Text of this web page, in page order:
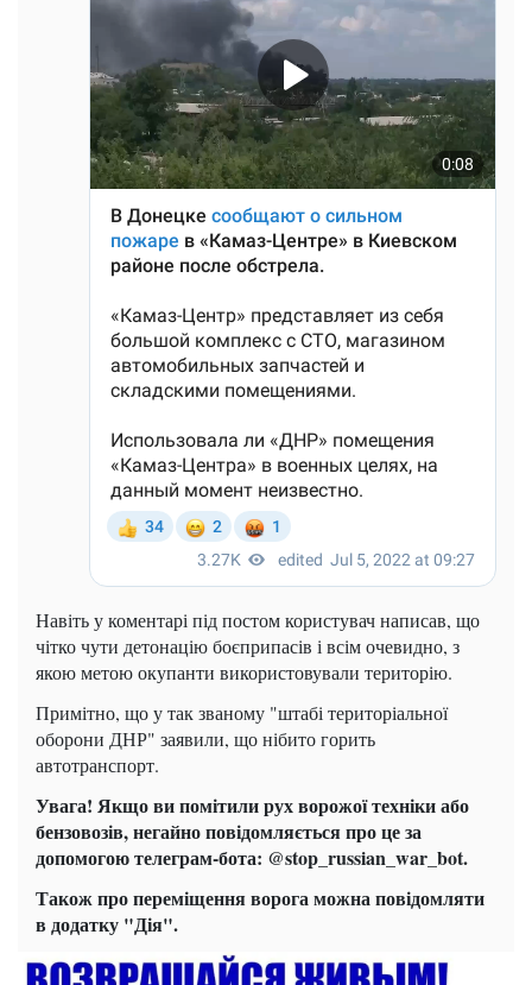
Навіть у коментарі під постом користувач написав, що
чітко чути детонацію боєприпасів і всім очевидно, з
якою метою окупанти використовували територію.
Примітно, що у так званому "штабі територіальної
оборони ДНР" заявили, що нібито горить
автотранспорт.
Увага! Якщо ви помітили рух ворожої техніки або
бензовозів, негайно повідомляється про це за
допомогою телеграм-бота: @stop_russian_war_bot.
Також про переміщення ворога можна повідомляти
в додатку "Дія".